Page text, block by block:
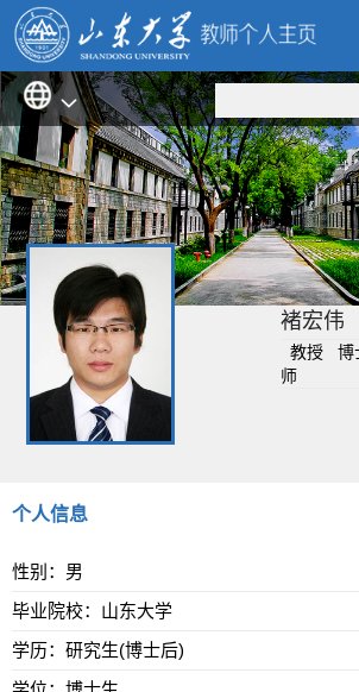
褚宏伟
教授 博
师
个人信息
性别：男
毕业院校：山东大学
学历：研究生(博士后)